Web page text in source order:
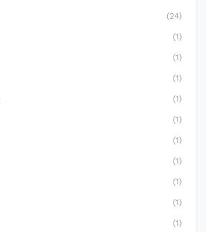
(24)
(1)
(1)
(1)
(1)
(1)
(1)
(1)
(1)
(1)
(1)